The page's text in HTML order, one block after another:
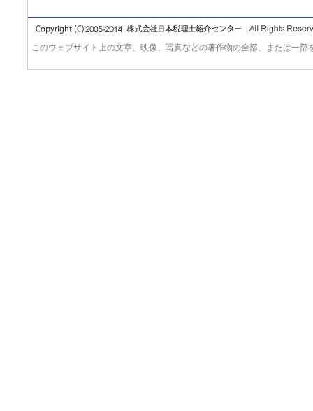
このウェブサイト上の文章、映像、写真などの著作物の全部、または一